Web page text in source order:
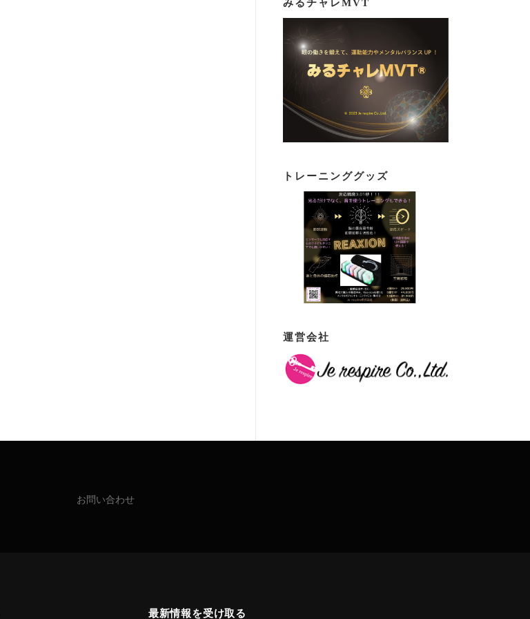
みるチャレMVT
トレーニンググッズ
運営会社
お問い合わせ
最新情報を受け取る